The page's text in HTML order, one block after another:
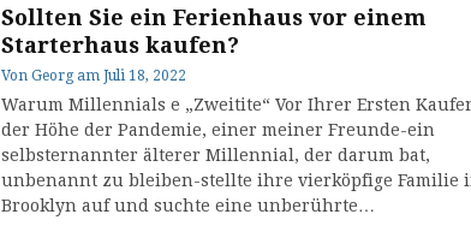
Sollten Sie ein Ferienhaus vor einem
Starterhaus kaufen?
Von Georg am Juli 18, 2022
Warum Millennials e „Zweitite“ Vor Ihrer Ersten
der Höhe der Pandemie, einer meiner Freunde-ein
selbsternannter älterer Millennial, der darum bat,
unbenannt zu bleiben-stellte ihre vierköpfige Familie
Brooklyn auf und suchte eine unberührte…